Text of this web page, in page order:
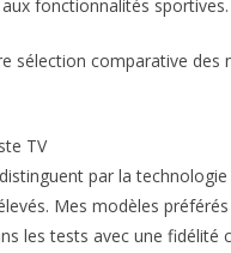
fonctionnalités sportives.
sélection comparative
TV
par la
Mes modèles
les tests avec une